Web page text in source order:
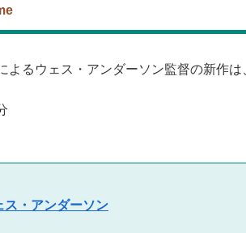
よるウェス・アンダーソン監督の新作は
分
ス・アンダーソン